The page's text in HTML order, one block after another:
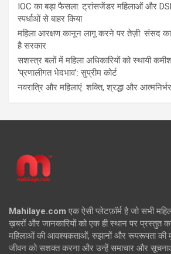
IOC का बड़ा फैसला: ट्रांसजेंडर महिलाओं और
स्पर्धाओं से बाहर किया
महिला आरक्षण कानून लागू करने पर तेज़ी: संसद
है सरकार
सशस्त्र बलों में महिला अधिकारियों को स्थायी
‘प्रणालीगत भेदभाव’: सुप्रीम कोर्ट
नवरात्रि और महिलाएं: शक्ति, श्रद्धा और
Mahilaye.com एक ऐसी प्लेटफ़ॉर्म है जो सभी
ख़बरों और जानकारियों को एक ही स्थान पर प्रस्तुत
महिलाओं की आवश्यकताओं, रुझानों और रूपरूपता की
जीवन को सशक्त करना और उन्हें समाचार और